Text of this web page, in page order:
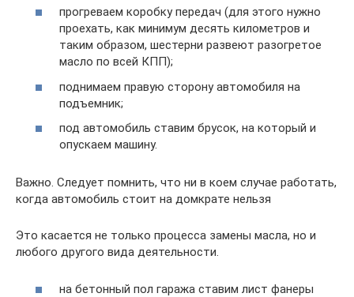
прогреваем коробку передач (для этого нужно
проехать, как минимум десять километров и
таким образом, шестерни развеют разогретое
масло по всей КПП);
поднимаем правую сторону автомобиля на
подъемник;
под автомобиль ставим брусок, на который и
опускаем машину.
Важно. Следует помнить, что ни в коем случае работать,
когда автомобиль стоит на домкрате нельзя
Это касается не только процесса замены масла, но и
любого другого вида деятельности.
на бетонный пол гаража ставим лист фанеры